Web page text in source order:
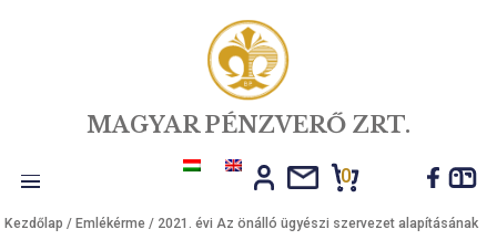
MAGYAR PÉNZVERŐ ZRT.
Toggle